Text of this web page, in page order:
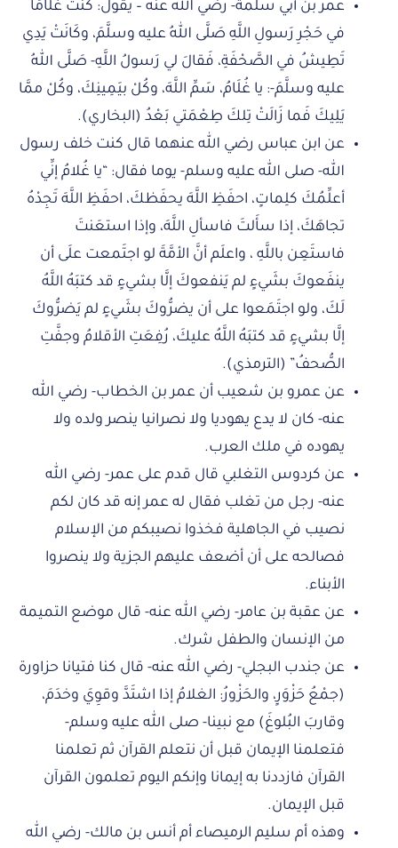
عمر بن أبي سلمة- رضي الله عنه – يقول: كُنْتُ غُلَامًا
في حَجْرِ رَسولِ اللَّهِ صَلَّى اللهُ عليه وسلَّمَ، وكَانَتْ يَدِي
تَطِيشُ في الصَّحْفَةِ، فَقالَ لي رَسولُ اللَّهِ- صَلَّى اللهُ
عليه وسلَّمَ-: يا غُلَامُ، سَمِّ اللَّهَ، وكُلْ بيَمِينِكَ، وكُلْ ممَّا
يَلِيكَ فَما زَالَتْ تِلكَ طِعْمَتي بَعْدُ (البخاري).
عن ابن عباس رضي الله عنهما قال كنت خلف رسول
الله- صلى الله عليه وسلم- يوما فقال: “يا غُلامُ إنِّي
أعلِّمُكَ كلِماتٍ، احفَظِ اللَّهَ يحفَظكَ، احفَظِ اللَّهَ تَجِدْهُ
تجاهَكَ، إذا سأَلتَ فاسألِ اللَّهَ، وإذا استعَنتَ
فاستَعِن باللَّهِ ، واعلَم أنَّ الأمَّةَ لو اجتَمعت علَى أن
ينفَعوكَ بشَيءٍ لم يَنفعوكَ إلَّا بشيءٍ قد كتبَهُ اللَّهُ
لَكَ، ولو اجتَمَعوا على أن يضرُّوكَ بشَيءٍ لم يَضرُّوكَ
إلَّا بشيءٍ قد كتبَهُ اللَّهُ عليكَ، رُفِعَتِ الأقلامُ وجفَّتِ
الصُّحفُ” (الترمذي).
عن عمرو بن شعيب أن عمر بن الخطاب- رضي الله
عنه- كان لا يدع يهوديا ولا نصرانيا ينصر ولده ولا
يهوده في ملك العرب.
عن كردوس التغلبي قال قدم على عمر- رضي الله
عنه- رجل من تغلب فقال له عمر إنه قد كان لكم
نصيب في الجاهلية فخذوا نصيبكم من الإسلام
فصالحه على أن أضعف عليهم الجزية ولا ينصروا
الأبناء.
عن عقبة بن عامر- رضي الله عنه- قال موضع التميمة
من الإنسان والطفل شرك.
عن جندب البجلي- رضي الله عنه- قال كنا فتيانا حزاورة
(جمْعُ حَزْوَرٍ، والحَزْورُ: الغلامُ إذا اشتَدَّ وقوِيَ وخدَمَ،
وقاربَ البُلوغَ) مع نبينا- صلى الله عليه وسلم-
فتعلمنا الإيمان قبل أن نتعلم القرآن ثم تعلمنا
القرآن فازددنا به إيمانا وإنكم اليوم تعلمون القرآن
قبل الإيمان.
وهذه أم سليم الرميصاء أم أنس بن مالك- رضي الله